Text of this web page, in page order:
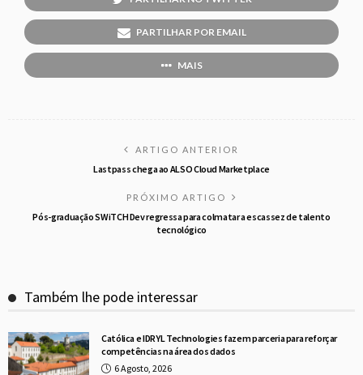
PARTILHAR POR EMAIL
MAIS
ARTIGO ANTERIOR
Lastpass chega ao ALSO Cloud Marketplace
PRÓXIMO ARTIGO
Pós-graduação SWiTCH Dev regressa para colmatar a escassez de talento
tecnológico
Também lhe pode interessar
Católica e IDRYL Technologies fazem parceria para reforçar
competências na área dos dados
6 Agosto, 2026